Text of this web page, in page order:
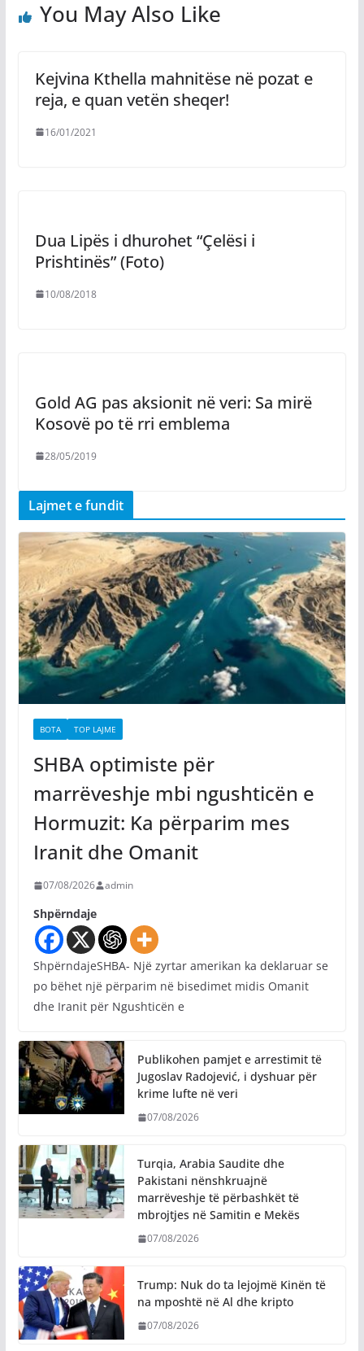
You May Also Like
Kejvina Kthella mahnitëse në pozat e
reja, e quan vetën sheqer!
16/01/2021
Dua Lipës i dhurohet “Çelësi i
Prishtinës” (Foto)
10/08/2018
Gold AG pas aksionit në veri: Sa mirë
Kosovë po të rri emblema
28/05/2019
Lajmet e fundit
BOTA TOP LAJME
SHBA optimiste për
marrëveshje mbi ngushticën e
Hormuzit: Ka përparim mes
Iranit dhe Omanit
07/08/2026 admin
Shpërndaje
ShpërndajeSHBA- Një zyrtar amerikan ka deklaruar se
po bëhet një përparim në bisedimet midis Omanit
dhe Iranit për Ngushticën e
Publikohen pamjet e arrestimit të
Jugoslav Radojević, i dyshuar për
krime lufte në veri
07/08/2026
Turqia, Arabia Saudite dhe
Pakistani nënshkruajnë
marrëveshje të përbashkët të
mbrojtjes në Samitin e Mekës
07/08/2026
Trump: Nuk do ta lejojmë Kinën të
na mposhtë në Al dhe kripto
07/08/2026